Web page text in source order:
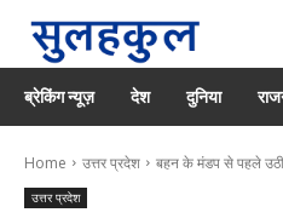
ब्रेकिंग न्यूज़ देश दुनिया
Home उत्तर प्रदेश बहन के मंडप से पहले उठी
उत्तर प्रदेश